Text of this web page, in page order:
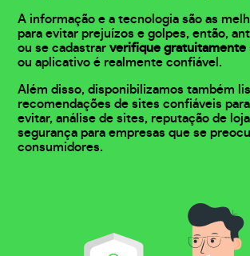
A informação e a tecnologia são as
para evitar prejuízos e golpes, então,
ou se cadastrarverifique gratuitamente
ou aplicativo é realmente confiável.
Além disso, disponibilizamos também
recomendações de sites confiáveis
evitar, análise de sites, reputação de
segurança para empresas que se
consumidores.